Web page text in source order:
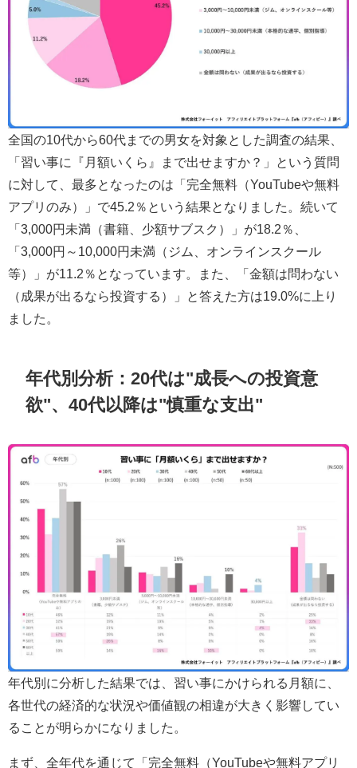
全国の10代から60代までの男女を対象とした調査の結果、
「習い事に『月額いくら』まで出せますか？」という質問
に対して、最多となったのは「完全無料（YouTubeや無料
アプリのみ）」で45.2％という結果となりました。続いて
「3,000円未満（書籍、少額サブスク）」が18.2％、
「3,000円～10,000円未満（ジム、オンラインスクール
等）」が11.2％となっています。また、「金額は問わない
（成果が出るなら投資する）」と答えた方は19.0%に上り
ました。
年代別分析：20代は"成長への投資意
欲"、40代以降は"慎重な支出"
年代別に分析した結果では、習い事にかけられる月額に、
各世代の経済的な状況や価値観の相違が大きく影響してい
ることが明らかになりました。
まず、全年代を通じて「完全無料（YouTubeや無料アプリ